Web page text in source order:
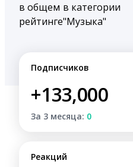
в общем
рейтинге
в категории
"Музыка"
Подписчиков
+133,000
За 3 месяца: 0
Реакций